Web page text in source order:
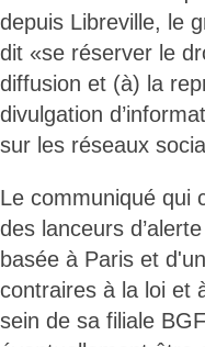
depuis Libreville, le
dit «se réserver le
diffusion et (à) la
divulgation
sur les réseaux
Le communiqué qui
des lanceurs
basée à Paris et
contraires à la loi et
sein de sa filiale